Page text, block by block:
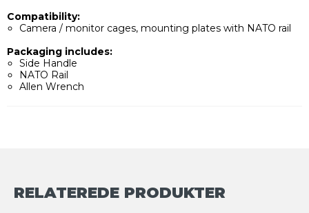
Compatibility:
Camera / monitor cages, mounting plates with NATO rail
Packaging includes:
Side Handle
NATO Rail
Allen Wrench
RELATEREDE PRODUKTER